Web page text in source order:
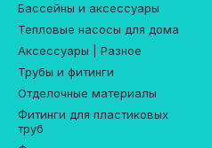
Бассейны и аксессуары
Тепловые насосы для дома
Аксессуары | Разное
Трубы и фитинги
Отделочные материалы
Фитинги для пластиковых
труб